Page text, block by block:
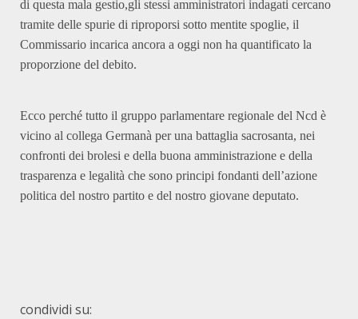
di questa mala gestio,gli stessi amministratori indagati cercano
tramite delle spurie di riproporsi sotto mentite spoglie, il
Commissario incarica ancora a oggi non ha quantificato la
proporzione del debito.
Ecco perché tutto il gruppo parlamentare regionale del Ncd è
vicino al collega Germanà per una battaglia sacrosanta, nei
confronti dei brolesi e della buona amministrazione e della
trasparenza e legalità che sono principi fondanti dell’azione
politica del nostro partito e del nostro giovane deputato.
condividi su: